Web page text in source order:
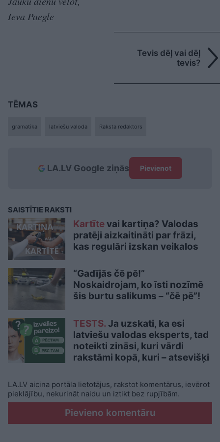
Ieva Paegle
Tevis dēļ vai dēļ
tevis?
TĒMAS
gramatika latviešu valoda Raksta redaktors
LA.LV Google ziņās Pievienot
SAISTĪTIE RAKSTI
Kartītevai kartiņa? Valodas
pratēji aizkaitināti par frāzi,
kas regulāri izskan veikalos
“Gadījās čē pē!”
Noskaidrojam, ko īsti nozīmē
šis burtu salikums – “čē pē”!
TESTS. Ja uzskati, ka esi
latviešu valodas eksperts, tad
noteikti zināsi, kuri vārdi
rakstāmi kopā, kuri – atsevišķi
LA.LV aicina portāla lietotājus, rakstot komentārus, ievērot
pieklājību, nekurināt naidu un iztikt bez rupjībām.
Pievieno komentāru